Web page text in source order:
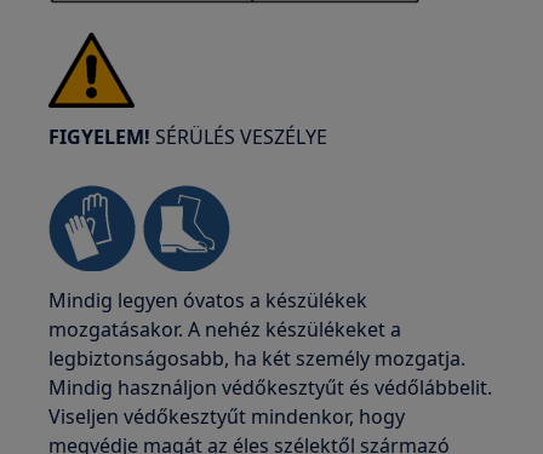
FIGYELEM! SÉRÜLÉS VESZÉLYE
Mindig legyen óvatos a készülékek
mozgatásakor. A nehéz készülékeket a
legbiztonságosabb, ha két személy mozgatja.
Mindig használjon védőkesztyűt és védőlábbelit.
Viseljen védőkesztyűt mindenkor, hogy
megvédje magát az éles szélektől származó